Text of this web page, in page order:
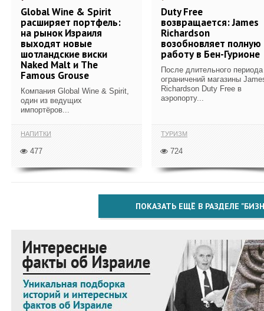
Global Wine & Spirit
расширяет портфель:
на рынок Израиля
выходят новые
шотландские виски
Naked Malt и The
Famous Grouse
Компания Global Wine & Spirit,
один из ведущих
импортёров...
НАПИТКИ
477
Duty Free
возвращается: James
Richardson
возобновляет полную
работу в Бен-Гурионе
После длительного периода
ограничений магазины
Richardson Duty Free в
аэропорту...
ТУРИЗМ
724
ПОКАЗАТЬ ЕЩЁ В РАЗДЕЛЕ